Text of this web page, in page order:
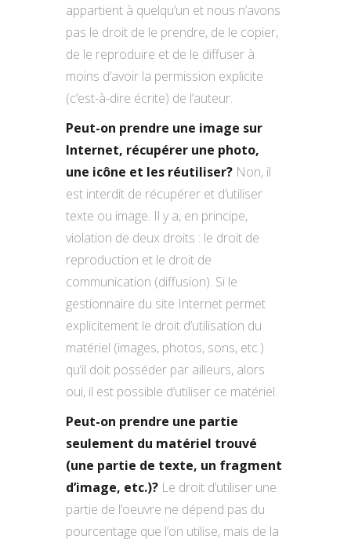
appartient à quelqu’un et nous n’avons
pas le droit de le prendre, de le copier,
de le reproduire et de le diffuser à
moins d’avoir la permission explicite
(c’est-à-dire écrite) de l’auteur.
Peut-on prendre une image sur
Internet, récupérer une photo,
une icône et les réutiliser? Non, il
est interdit de récupérer et d’utiliser
texte ou image. Il y a, en principe,
violation de deux droits : le droit de
reproduction et le droit de
communication (diffusion). Si le
gestionnaire du site Internet permet
explicitement le droit d’utilisation du
matériel (images, photos, sons, etc.)
qu’il doit posséder par ailleurs, alors
oui, il est possible d’utiliser ce matériel.
Peut-on prendre une partie
seulement du matériel trouvé
(une partie de texte, un fragment
d’image, etc.)? Le droit d’utiliser une
partie de l’oeuvre ne dépend pas du
pourcentage que l’on utilise, mais de la